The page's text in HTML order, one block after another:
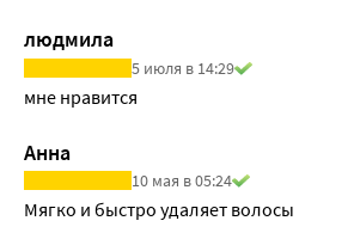
людмила
5 июля в 14:29
мне нравится
Анна
10 мая в 05:24
Мягко и быстро удаляет волосы